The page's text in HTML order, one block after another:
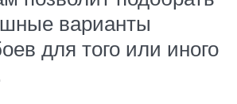
варианты
для того или иного